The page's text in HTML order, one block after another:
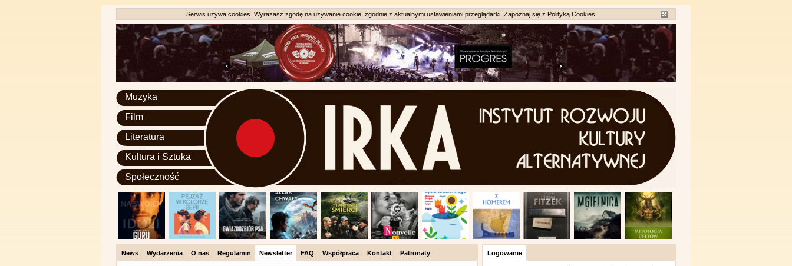
Serwis używa cookies. Wyrażasz zgodę na używanie cookie, zgodnie z aktualnymi ustawieniami przeglądarki. Zapoznaj się z Polityką Cookies
Muzyka
Film
Literatura
Kultura i Sztuka
Społeczność
News Wydarzenia O nas Regulamin Newsletter FAQ Współpraca Kontakt Patronaty Logowanie